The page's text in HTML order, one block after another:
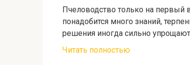
Пчеловодство только на первый
понадобится много знаний,
решения иногда сильно
Читать полностью